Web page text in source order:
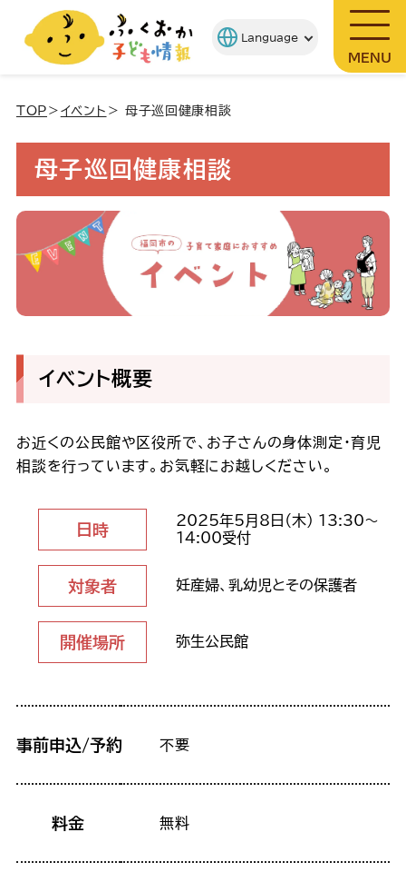
MENU
TOP ＞ イベント ＞ 母子巡回健康相談
母子巡回健康相談
イベント概要
お近くの公民館や区役所で、お子さんの身体測定・育児
相談を行っています。お気軽にお越しください。
日時
2025年5月8日（木） 13:30～
14:00受付
対象者 妊産婦、乳幼児とその保護者
開催場所 弥生公民館
事前申込/予約 不要
料金 無料